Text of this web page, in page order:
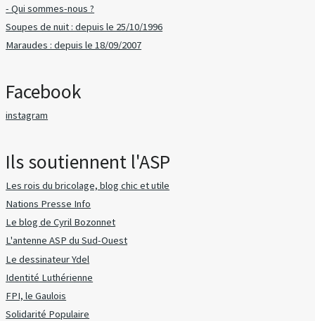
- Qui sommes-nous ?
Soupes de nuit : depuis le 25/10/1996
Maraudes : depuis le 18/09/2007
Facebook
instagram
Ils soutiennent l'ASP
Les rois du bricolage, blog chic et utile
Nations Presse Info
Le blog de Cyril Bozonnet
L'antenne ASP du Sud-Ouest
Le dessinateur Ydel
Identité Luthérienne
FPI, le Gaulois
Solidarité Populaire